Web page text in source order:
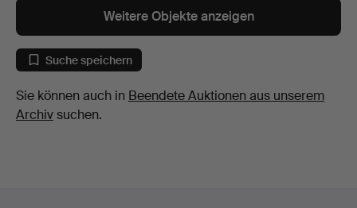
Weitere Objekte anzeigen
Suche speichern
Sie können auch in Beendete Auktionen aus unserem
Archivsuchen.